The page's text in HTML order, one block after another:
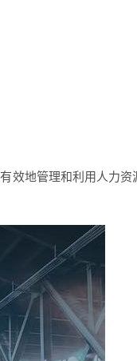
效地管理和利用人力